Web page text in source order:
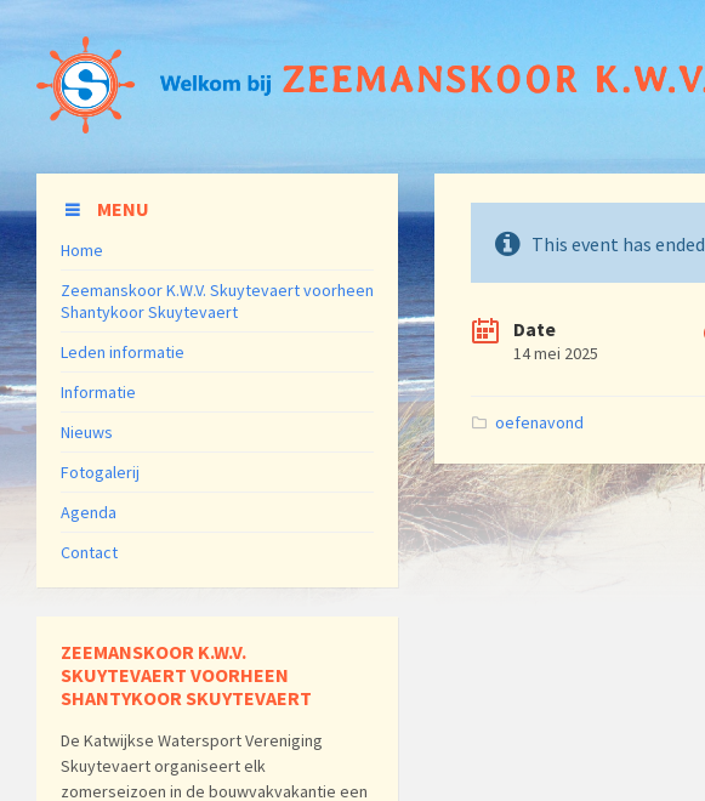
This event has ended
Date
14 mei 2025
Categories:
oefenavond
MENU
Home
Zeemanskoor K.W.V. Skuytevaert voorheen
Shantykoor Skuytevaert
Leden informatie
Informatie
Nieuws
Fotogalerij
Agenda
Contact
ZEEMANSKOOR K.W.V.
SKUYTEVAERT VOORHEEN
SHANTYKOOR SKUYTEVAERT
De Katwijkse Watersport Vereniging
Skuytevaert organiseert elk
zomerseizoen in de bouwvakvakantie een